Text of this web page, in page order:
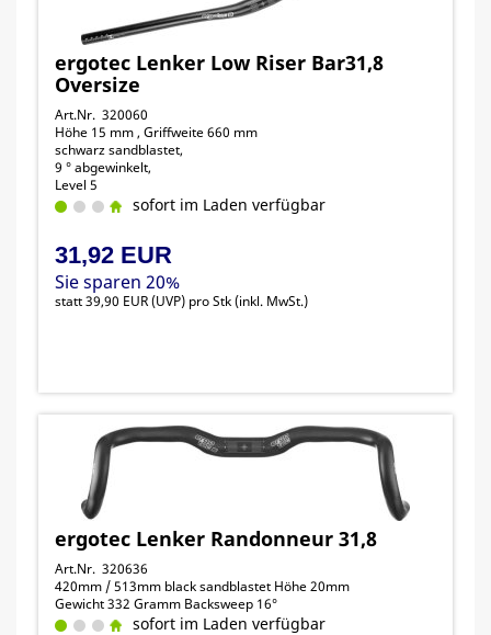
ergotec Lenker Low Riser Bar31,8
Oversize
Art.Nr. 320060
Höhe 15 mm , Griffweite 660 mm
schwarz sandblastet,
9 ° abgewinkelt,
Level 5
16760001
sofort im Laden verfügbar
31,92 EUR
Sie sparen 20%
statt39,90 EUR(UVP) pro Stk (inkl. MwSt.)
ergotec Lenker Randonneur 31,8
Art.Nr. 320636
420mm / 513mm black sandblastet Höhe 20mm
Gewicht 332 Gramm Backsweep 16°
sofort im Laden verfügbar